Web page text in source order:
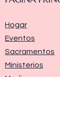
Hogar
Eventos
Sacramentos
Ministerios
Media